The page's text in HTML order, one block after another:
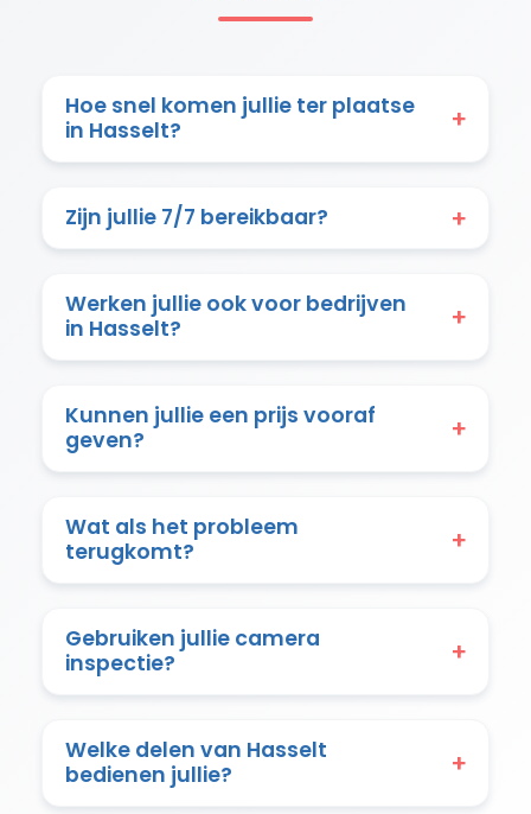
Hoe snel komen jullie ter plaatse
in Hasselt?
+
Zijn jullie 7/7 bereikbaar? +
Werken jullie ook voor bedrijven
in Hasselt?
+
Kunnen jullie een prijs vooraf
geven?
+
Wat als het probleem
terugkomt?
+
Gebruiken jullie camera
inspectie?
+
Welke delen van Hasselt
bedienen jullie?
+